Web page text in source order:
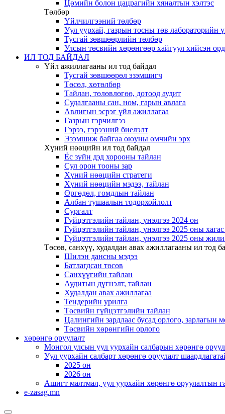
Цөмийн болон цацрагийн хяналтын хэлтэс
Төлбөр
Үйлчилгээний төлбөр
Уул уурхай, газрын тосны төв лабораторийн
Тусгай зөвшөөрлийн төлбөр
Улсын төсвийн хөрөнгөөр хайгуул хийсэн
ИЛ ТОД БАЙДАЛ
Үйл ажиллагааны ил тод байдал
Тусгай зөвшөөрөл эзэмшигч
Төсөл, хөтөлбөр
Тайлан, төлөвлөгөө, дотоод аудит
Судалгааны сан, ном, гарын авлага
Авлигын эсрэг үйл ажиллагаа
Газрын гэрчилгээ
Гэрээ, гэрээний биелэлт
Эзэмшиж байгаа оюуны өмчийн эрх
Хүний нөөцийн ил тод байдал
Ёс зүйн дэд хорооны тайлан
Сул орон тооны зар
Хүний нөөцийн стратеги
Хүний нөөцийн мэдээ, тайлан
Өргөдөл, гомдлын тайлан
Албан тушаалын тодорхойлолт
Сургалт
Гүйцэтгэлийн тайлан, үнэлгээ 2024 он
Гүйцэтгэлийн тайлан, үнэлгээ 2025 оны
Гүйцэтгэлийн тайлан, үнэлгээ 2025 оны
Төсөв, санхүү, худалдан авах ажиллагааны ил тод
Шилэн дансны мэдээ
Батлагдсан төсөв
Санхүүгийн тайлан
Аудитын дүгнэлт, тайлан
Худалдан авах ажиллагаа
Тендерийн урилга
Төсвийн гүйцэтгэлийн тайлан
Цалингийн зардлаас бусад орлого, зарлагын
Төсвийн хөрөнгийн орлого
хөрөнгө оруулалт
Монгол улсын уул уурхайн салбарын хөрөнгө
Уул уурхайн салбарт хөрөнгө оруулалт
2025 он
2026 он
Ашигт малтмал, уул уурхайн хөрөнгө оруулалтын
e-zasag.mn